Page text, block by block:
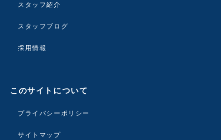
スタッフ紹介
スタッフブログ
採用情報
このサイトについて
プライバシーポリシー
サイトマップ